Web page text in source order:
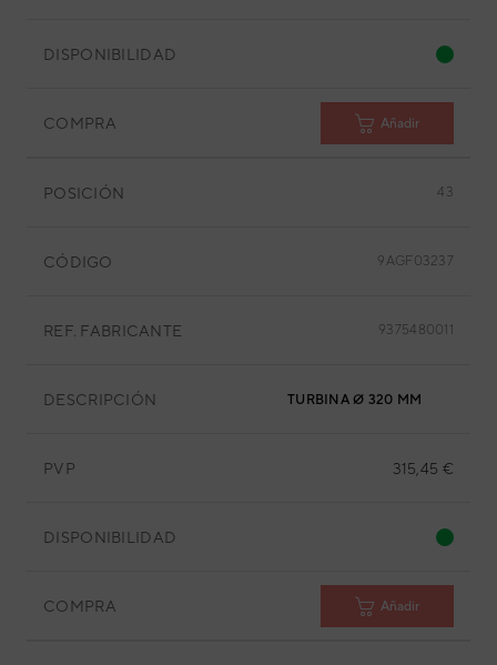
DISPONIBILIDAD
COMPRA Añadir
POSICIÓN 43
CÓDIGO 9AGF03237
REF. FABRICANTE 9375480011
DESCRIPCIÓN TURBINA Ø 320 MM
PVP 315,45 €
DISPONIBILIDAD
COMPRA Añadir